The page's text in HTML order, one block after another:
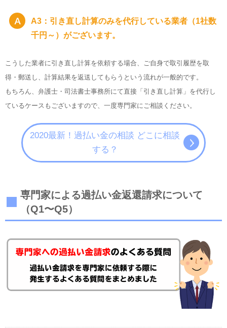
A3：引き直し計算のみを代行している業者（1社数
千円～）がございます。
こうした業者に引き直し計算を依頼する場合、ご自身で取引履歴を取
得・郵送し、計算結果を返送してもらうという流れが一般的です。
もちろん、弁護士・司法書士事務所にて直接「引き直し計算」を代行し
ているケースもございますので、一度専門家にご相談ください。
2020最新！過払い金の相談 どこに相談
する？
専門家による過払い金返還請求について
（Q1〜Q5）